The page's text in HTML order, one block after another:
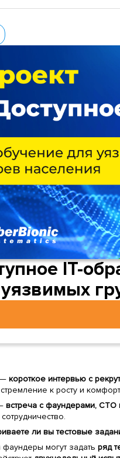
IT-
—короткое интервью с
к росту и
встреча с фаундерами,
ли вы тестовые
могут задатьряд